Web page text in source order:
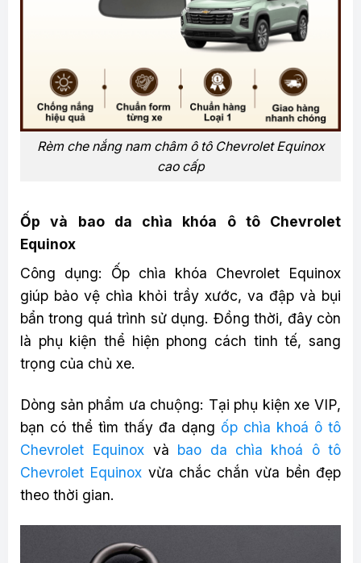
Rèm che nắng nam châm ô tô Chevrolet Equinox
cao cấp
Ốp và bao da chìa khóa ô tô Chevrolet
Equinox
Công dụng: Ốp chìa khóa Chevrolet Equinox
giúp bảo vệ chìa khỏi trầy xước, va đập và bụi
bẩn trong quá trình sử dụng. Đồng thời, đây còn
là phụ kiện thể hiện phong cách tinh tế, sang
trọng của chủ xe.
Dòng sản phẩm ưa chuộng: Tại phụ kiện xe VIP,
bạn có thể tìm thấy đa dạng ốp chìa khoá ô tô
Chevrolet Equinox và bao da chìa khoá ô tô
Chevrolet Equinox vừa chắc chắn vừa bền đẹp
theo thời gian.